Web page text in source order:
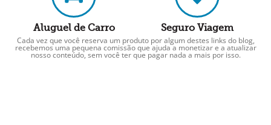
Aluguel de Carro Seguro Viagem
Cada vez que você reserva um produto por algum destes links do blog,
recebemos uma pequena comissão que ajuda a monetizar e a atualizar
nosso conteúdo, sem você ter que pagar nada a mais por isso.